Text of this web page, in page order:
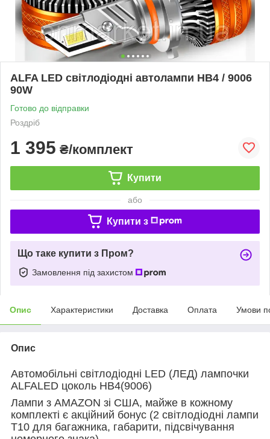
ALFA LED світлодіодні автолампи HB4 / 9006
90W
Готово до відправки
Роздріб
1 395 ₴/комплект
Купити
або
Купити з
Що таке купити з Пром?
Замовлення під захистом
Опис Характеристики Доставка Оплата Умови
Опис
Автомобільні світлодіодні LED (ЛЕД) лампочки
ALFALED цоколь HB4(9006)
Лампи з AMAZON зі США, майже в кожному
комплекті є акційний бонус (2 світлодіодні лампи
T10 для багажника, габарити, підсвічування